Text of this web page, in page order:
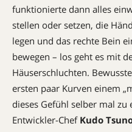
funktionierte dann alles
stellen oder setzen, die
legen und das rechte Bein
bewegen – los geht es mit
Häuserschluchten.
ersten paar Kurven einem
dieses Gefühl selber mal zu
Entwickler-Chef Kudo